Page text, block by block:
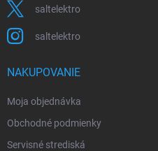
saltelektro
saltelektro
NAKUPOVANIE
Moja objednávka
Obchodné podmienky
Servisné strediská